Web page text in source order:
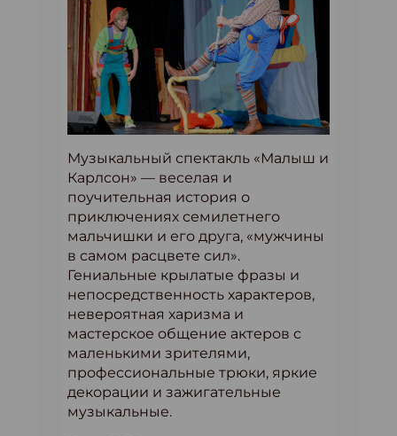
Музыкальный спектакль «Малыш и
Карлсон» — веселая и
поучительная история о
приключениях семилетнего
мальчишки и его друга, «мужчины
в самом расцвете сил».
Гениальные крылатые фразы и
непосредственность характеров,
невероятная харизма и
мастерское общение актеров с
маленькими зрителями,
профессиональные трюки, яркие
декорации и зажигательные
музыкальные.